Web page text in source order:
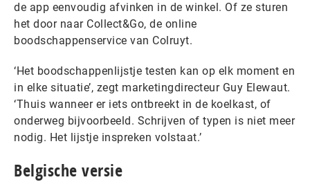
de app eenvoudig afvinken in de winkel. Of ze sturen
het door naar Collect&Go, de online
boodschappenservice van Colruyt.
‘Het boodschappenlijstje testen kan op elk moment en
in elke situatie’, zegt marketingdirecteur Guy Elewaut.
‘Thuis wanneer er iets ontbreekt in de koelkast, of
onderweg bijvoorbeeld. Schrijven of typen is niet meer
nodig. Het lijstje inspreken volstaat.’
Belgische versie